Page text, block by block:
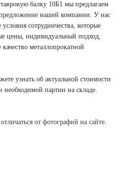
балку 10Б1 мы предлагаем
нашей компании. У нас
сотрудничества, которые
цены, индивидуальный подход,
металлопрокатной
узнать об актуальной стоимости
партии на складе.
от фотографий на сайте.